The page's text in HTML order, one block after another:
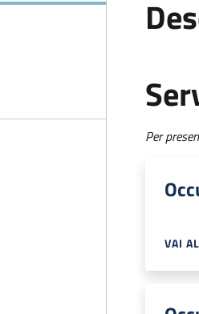
Per
VAI